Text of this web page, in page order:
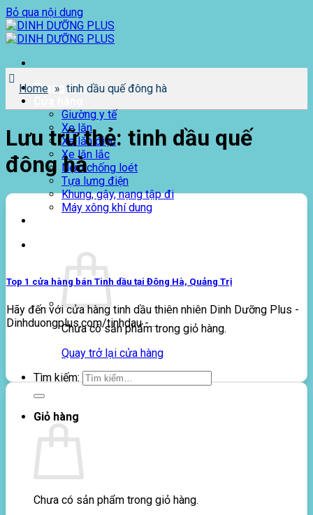
Bỏ qua nội dung
Trang chủ
Giường y tế
Xe lăn
Xe lăn điện
Xe lăn lắc
Nệm chống loét
Tựa lưng điện
Khung, gậy, nạng tập đi
Máy xông khí dung
Chưa có sản phẩm trong giỏ hàng.
Quay trở lại cửa hàng
Tìm kiếm:
Giỏ hàng
Chưa có sản phẩm trong giỏ hàng.
Home » tinh dầu quế đông hà
Lưu trữ thẻ: tinh dầu quế
đông hà
Top 1 cửa hàng bán Tinh dầu tại Đông Hà, Quảng Trị
Hãy đến với cửa hàng tinh dầu thiên nhiên Dinh Dưỡng Plus -
Dinhduongplus.com/tinhdau -...